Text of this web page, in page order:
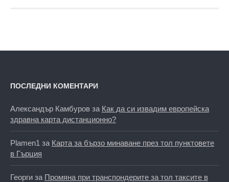
ПОСЛЕДНИ КОМЕНТАРИ
Александър Камбуров за Как да си извадим европейска
здравна карта дистанционно?
Plamen1 за Карта за бързо минаване през тол пунктовете
в Гърция
Георги за Промяна при транспондерите за тол таксите в